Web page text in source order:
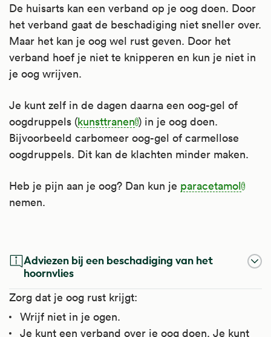
De huisarts kan een verband op je oog doen. Door
het verband gaat de beschadiging niet sneller over.
Maar het kan je oog wel rust geven. Door het
verband hoef je niet te knipperen en kun je niet in
je oog wrijven.
Je kunt zelf in de dagen daarna een oog-gel of
oogdruppels (kunsttranen ) in je oog doen.
Bijvoorbeeld carbomeer oog-gel of carmellose
oogdruppels. Dit kan de klachten minder maken.
Heb je pijn aan je oog? Dan kun je paracetamol
nemen.
In kunsttranen zit een bevochtigingsmiddel.
Artsen schrijven het voor bij droge ogen en
bij de ziekte van Sjögren.
Chlooramfenicol is een antibioticum. Het
werkt tegen veel soorten bacteriën.
Artsen schrijven chlooramfenicol in het oog
Ofloxacine is een chinolon-antibioticum. Het
doodt veel soorten bacteriën.
Artsen schrijven het voor bij ontstoken ogen
Paracetamol werkt pijnstillend en
koortsverlagend.
Het is te gebruiken bij verschillende soorten
Adviezen bij een beschadiging van het
hoornvlies
Zorg dat je oog rust krijgt:
Wrijf niet in je ogen.
Je kunt een verband over je oog doen. Je kunt